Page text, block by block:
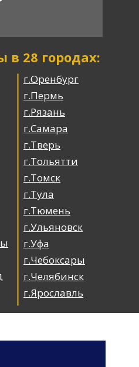
г.Оренбург
г.Пермь
г.Рязань
г.Самара
г.Тверь
г.Тольятти
г.Томск
г.Тула
г.Тюмень
г.Ульяновск
г.Уфа
г.Чебоксары
г.Челябинск
г.Ярославль
28 городах: